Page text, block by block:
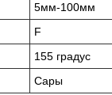
5мм-100мм
F
155 градус
Сары